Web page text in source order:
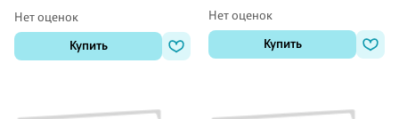
Нет оценок
Купить
Нет оценок
Купить